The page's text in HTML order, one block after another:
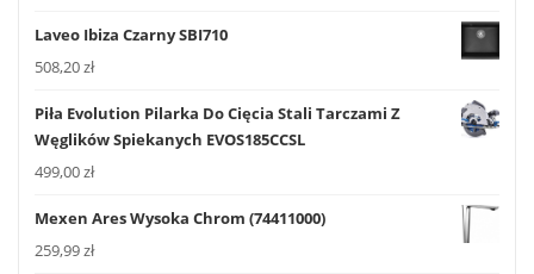
Laveo Ibiza Czarny SBI710
508,20zł
Piła Evolution Pilarka Do Cięcia Stali Tarczami Z
Węglików Spiekanych EVOS185CCSL
499,00zł
Mexen Ares Wysoka Chrom (74411000)
259,99zł